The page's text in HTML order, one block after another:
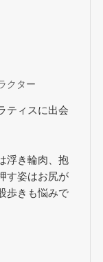
クター
ティスに出会
浮き輪肉、抱
す姿はお尻が
歩きも悩みで